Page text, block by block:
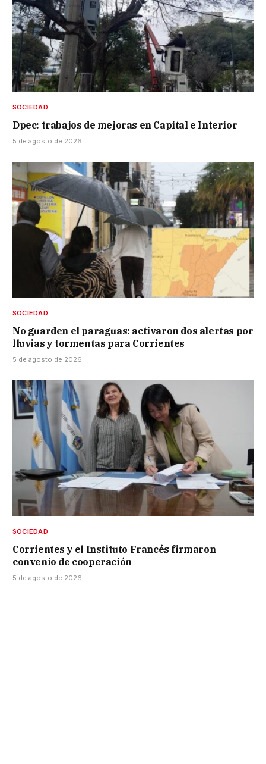
SOCIEDAD
Dpec: trabajos de mejoras en Capital e Interior
5 de agosto de 2026
SOCIEDAD
No guarden el paraguas: activaron dos alertas por
lluvias y tormentas para Corrientes
5 de agosto de 2026
SOCIEDAD
Corrientes y el Instituto Francés firmaron
convenio de cooperación
5 de agosto de 2026